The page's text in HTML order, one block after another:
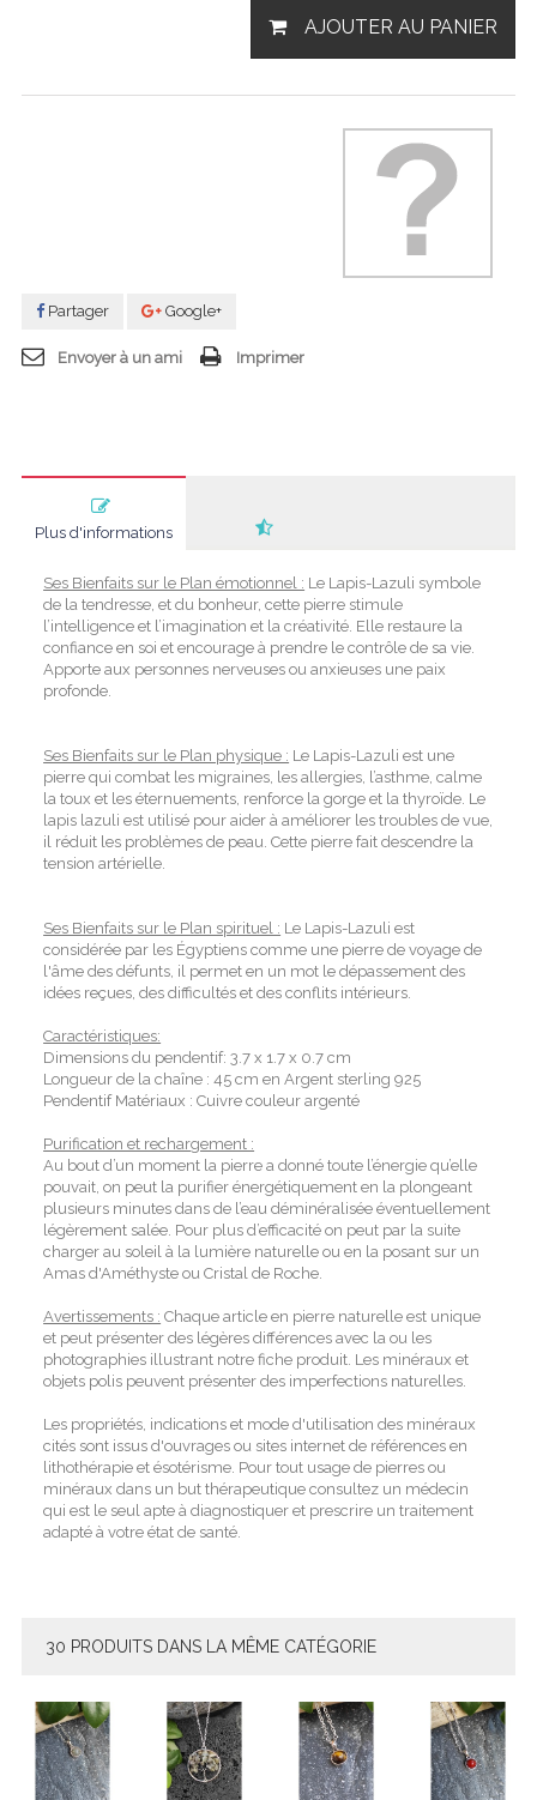
AJOUTER AU PANIER
Partager Google+
Envoyer à un ami Imprimer
Plus d'informations
Ses Bienfaits sur le Plan émotionnel : Le Lapis-Lazuli symbole
de la tendresse, et du bonheur, cette pierre stimule
l’intelligence et l’imagination et la créativité. Elle restaure la
confiance en soi et encourage à prendre le contrôle de sa vie.
Apporte aux personnes nerveuses ou anxieuses une paix
profonde.
Ses Bienfaits sur le Plan physique : Le Lapis-Lazuli est une
pierre qui combat les migraines, les allergies, l’asthme, calme
la toux et les éternuements, renforce la gorge et la thyroïde. Le
lapis lazuli est utilisé pour aider à améliorer les troubles de vue,
il réduit les problèmes de peau. Cette pierre fait descendre la
tension artérielle.
Ses Bienfaits sur le Plan spirituel : Le Lapis-Lazuli est
considérée par les Égyptiens comme une pierre de voyage de
l'âme des défunts, il permet en un mot le dépassement des
idées reçues, des difficultés et des conflits intérieurs.
Caractéristiques:
Dimensions du pendentif: 3.7 x 1.7 x 0.7 cm
Longueur de la chaîne : 45 cm en Argent sterling 925
Pendentif Matériaux : Cuivre couleur argenté
Purification et rechargement :
Au bout d’un moment la pierre a donné toute l’énergie qu’elle
pouvait, on peut la purifier énergétiquement en la plongeant
plusieurs minutes dans de l’eau déminéralisée éventuellement
légèrement salée. Pour plus d’efficacité on peut par la suite
charger au soleil à la lumière naturelle ou en la posant sur un
Amas d'Améthyste ou Cristal de Roche.
Avertissements : Chaque article en pierre naturelle est unique
et peut présenter des légères différences avec la ou les
photographies illustrant notre fiche produit. Les minéraux et
objets polis peuvent présenter des imperfections naturelles.
Les propriétés, indications et mode d'utilisation des minéraux
cités sont issus d'ouvrages ou sites internet de références en
lithothérapie et ésotérisme. Pour tout usage de pierres ou
minéraux dans un but thérapeutique consultez un médecin
qui est le seul apte à diagnostiquer et prescrire un traitement
adapté à votre état de santé.
30 PRODUITS DANS LA MÊME CATÉGORIE